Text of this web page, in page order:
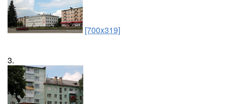
[700x319]
3.